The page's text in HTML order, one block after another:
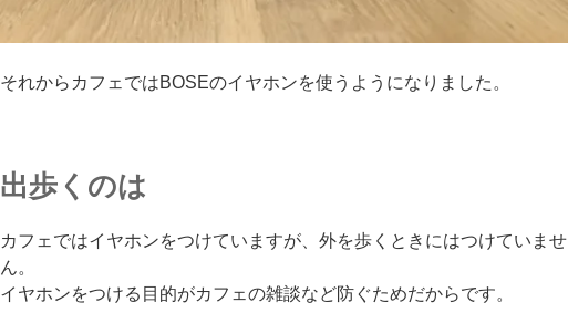
それからカフェではBOSEのイヤホンを使うようになりました。
出歩くのは
カフェではイヤホンをつけていますが、外を歩くときにはつけていませ
ん。
イヤホンをつける目的がカフェの雑談など防ぐためだからです。